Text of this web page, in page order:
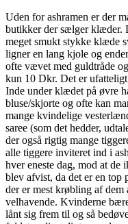
Uden for ashramen er der
butikker der sælger klæder.
meget smukt stykke klæde
ligner en lang kjole og
ofte vævet med guldtråde
kun 10 Dkr. Det er
Inde under klædet på øvre
bluse/skjorte og ofte kan
mange kvindelige
saree (som det hedder,
der også rigtig mange
alle tiggere inviteret ind i
hver eneste dag, mod at de
blev afvist, da det er en top
der er mest krøbling af dem
velhavende. Kvinderne
lånt sig frem til og så